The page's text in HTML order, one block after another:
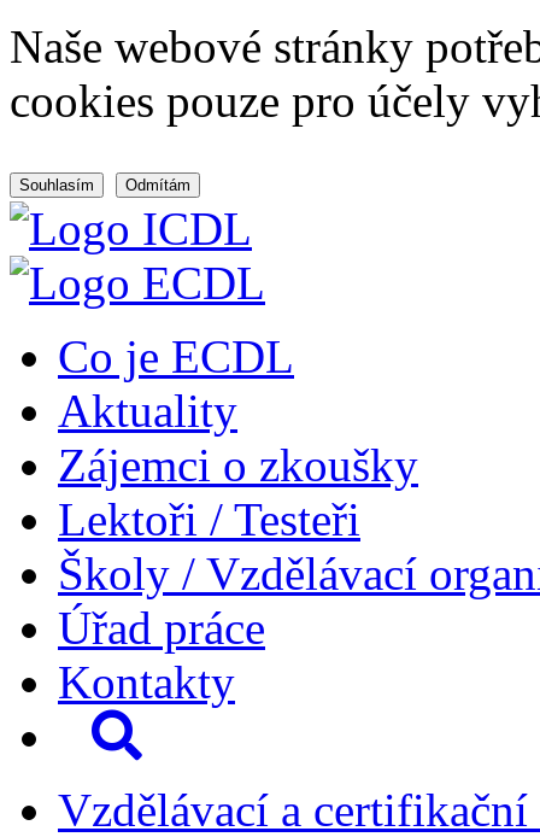
Naše webové stránky
cookies pouze pro účely
Souhlasím Odmítám
Co je ECDL
Aktuality
Zájemci o zkoušky
Lektoři / Testeři
Školy / Vzdělávací
Úřad práce
Kontakty
Vzdělávací a certifikační